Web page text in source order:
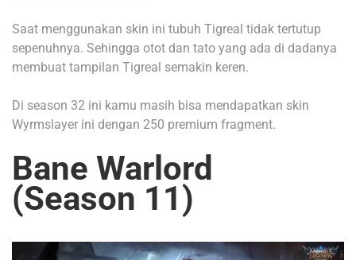
Saat menggunakan skin ini tubuh Tigreal tidak tertutup
sepenuhnya. Sehingga otot dan tato yang ada di dadanya
membuat tampilan Tigreal semakin keren.
Di season 32 ini kamu masih bisa mendapatkan skin
Wyrmslayer ini dengan 250 premium fragment.
Bane Warlord
(Season 11)